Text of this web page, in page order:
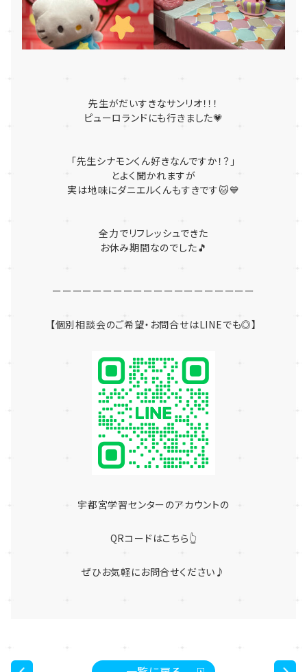
先生がだいすきなサンリオ！！！
ピューロランドにも行きました💗
「先生シナモンくん好きなんですか！？」
とよく聞かれますが
実は地味にダニエルくんもすきです🐱💙
全力でリフレッシュできた
お休み期間なのでした🎵
ーーーーーーーーーーーーーーーーーーーー
【個別相談会のご希望・お問合せはLINEでも◎】
宇都宮学習センターのアカウントの
QRコードはこちら👆
ぜひお気軽にお問合せください♪